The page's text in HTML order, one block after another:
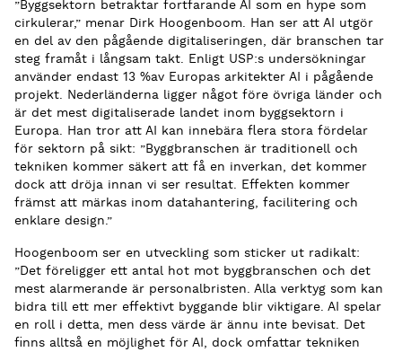
”Byggsektorn betraktar fortfarande AI som en hype som
cirkulerar,” menar Dirk Hoogenboom. Han ser att AI utgör
en del av den pågående digitaliseringen, där branschen tar
steg framåt i långsam takt. Enligt USP:s undersökningar
använder endast 13 %av Europas arkitekter AI i pågående
projekt. Nederländerna ligger något före övriga länder och
är det mest digitaliserade landet inom byggsektorn i
Europa. Han tror att AI kan innebära flera stora fördelar
för sektorn på sikt: ”Byggbranschen är traditionell och
tekniken kommer säkert att få en inverkan, det kommer
dock att dröja innan vi ser resultat. Effekten kommer
främst att märkas inom datahantering, facilitering och
enklare design.”
Hoogenboom ser en utveckling som sticker ut radikalt:
”Det föreligger ett antal hot mot byggbranschen och det
mest alarmerande är personalbristen. Alla verktyg som kan
bidra till ett mer effektivt byggande blir viktigare. AI spelar
en roll i detta, men dess värde är ännu inte bevisat. Det
finns alltså en möjlighet för AI, dock omfattar tekniken